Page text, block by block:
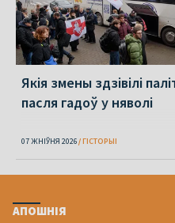
Якія змены здзівілі
пасля гадоў у няволі
07 ЖНІЎНЯ 2026 ГІСТОРЫІ
АПОШНІЯ